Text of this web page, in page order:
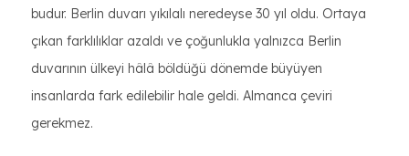
budur. Berlin duvarı yıkılalı neredeyse 30 yıl oldu. Ortaya
çıkan farklılıklar azaldı ve çoğunlukla yalnızca Berlin
duvarının ülkeyi hâlâ böldüğü dönemde büyüyen
insanlarda fark edilebilir hale geldi. Almanca çeviri
gerekmez.